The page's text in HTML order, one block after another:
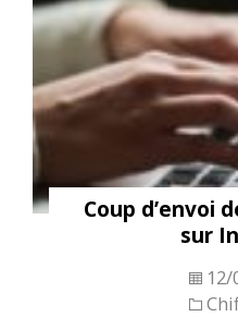
Coup d’envoi
sur
12/